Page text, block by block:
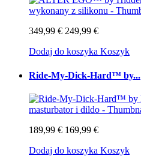
349,99 € 249,99 €
Dodaj do koszyka Koszyk
Ride-My-Dick-Hard™ by...
189,99 € 169,99 €
Dodaj do koszyka Koszyk